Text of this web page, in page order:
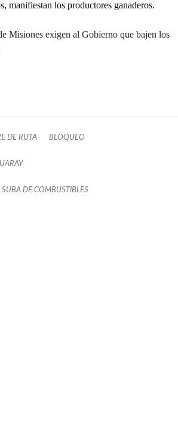
manifiestan los productores ganaderos.
Misiones exigen al Gobierno que bajen los
DE RUTA BLOQUEO
DE COMBUSTIBLES